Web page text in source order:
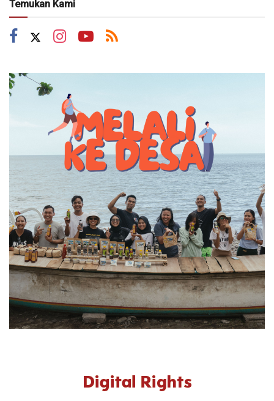
Temukan Kami